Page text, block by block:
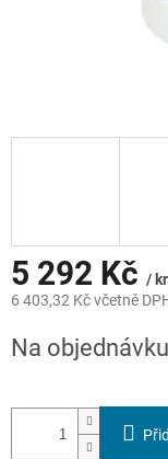
5 292 Kč /
6 403,32 Kč včetně
cena:
Na objednávku